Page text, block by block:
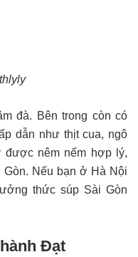
đà. Bên trong còn có
dẫn như thịt cua, ngô
nêm nếm hợp lý,
Nếu bạn ở Hà Nội
thức súp Sài Gòn
Đạt